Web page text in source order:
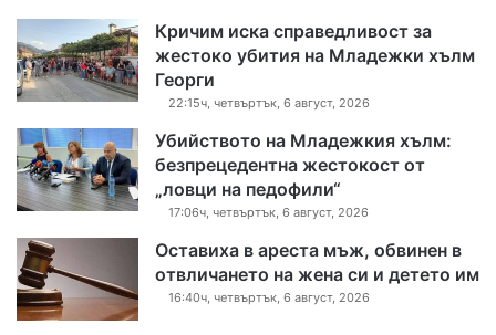
Кричим иска справедливост за
жестоко убития на Младежки хълм
Георги
22:15ч, четвъртък, 6 август, 2026
Убийството на Младежкия хълм:
безпрецедентна жестокост от
„ловци на педофили“
17:06ч, четвъртък, 6 август, 2026
Оставиха в ареста мъж, обвинен в
отвличането на жена си и детето им
16:40ч, четвъртък, 6 август, 2026